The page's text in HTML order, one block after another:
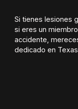
Si tienes lesiones
si eres un
accidente,
dedicado en